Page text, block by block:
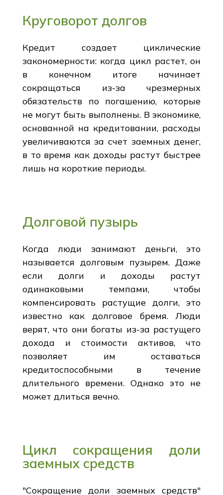
Круговорот долгов
Кредит создает циклические
закономерности: когда цикл растет, он
в конечном итоге начинает
сокращаться из-за чрезмерных
обязательств по погашению, которые
не могут быть выполнены. В экономике,
основанной на кредитовании, расходы
увеличиваются за счет заемных денег,
в то время как доходы растут быстрее
лишь на короткие периоды.
Долговой пузырь
Когда люди занимают деньги, это
называется долговым пузырем. Даже
если долги и доходы растут
одинаковыми темпами, чтобы
компенсировать растущие долги, это
известно как долговое бремя. Люди
верят, что они богаты из-за растущего
дохода и стоимости активов, что
позволяет им оставаться
кредитоспособными в течение
длительного времени. Однако это не
может длиться вечно.
Цикл сокращения доли
заемных средств
"Сокращение доли заемных средств"